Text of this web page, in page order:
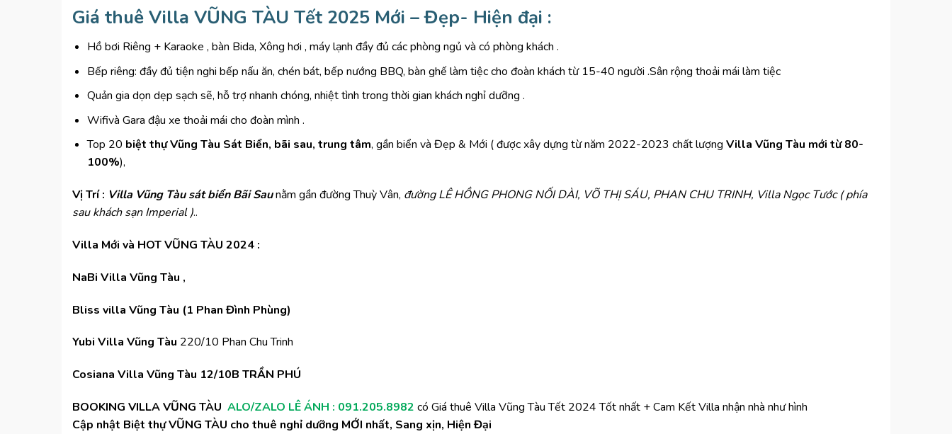
Giá thuê Villa VŨNG TÀU Tết 2025 Mới – Đẹp- Hiện đại :
Hồ bơi Riêng + Karaoke , bàn Bida, Xông hơi , máy lạnh đầy đủ các phòng ngủ và có phòng khách .
Bếp riêng: đầy đủ tiện nghi bếp nấu ăn, chén bát, bếp nướng BBQ, bàn ghế làm tiệc cho đoàn khách từ 15-40 người .Sân rộng thoải mái làm tiệc
Quản gia dọn dẹp sạch sẽ, hỗ trợ nhanh chóng, nhiệt tình trong thời gian khách nghỉ dưỡng .
Wifivà Gara đậu xe thoải mái cho đoàn mình .
Top 20 biệt thự Vũng Tàu Sát Biển, bãi sau, trung tâm, gần biển và Đẹp & Mới ( được xây dựng từ năm 2022-2023 chất lượng Villa Vũng Tàu mới từ 80-
100%),
Vị Trí: Villa Vũng Tàu sát biển Bãi Saunằm gần đường Thuỳ Vân, đường LÊ HỒNG PHONG NỐI DÀI, VÕ THỊ SÁU, PHAN CHU TRINH, Villa Ngọc Tước ( phía
sau khách sạn Imperial )..
Villa Mới và HOT VŨNG TÀU 2024 :
NaBi Villa Vũng Tàu ,
Bliss villa Vũng Tàu (1 Phan Đình Phùng)
Yubi Villa Vũng Tàu 220/10 Phan Chu Trinh
Cosiana Villa Vũng Tàu 12/10B TRẦN PHÚ
BOOKING VILLA VŨNG TÀU ALO/ZALO LÊ ÁNH : 091.205.8982 có Giá thuê Villa Vũng Tàu Tết 2024 Tốt nhất + Cam Kết Villa nhận nhà như hình
Cập nhật Biệt thự VŨNG TÀU cho thuê nghỉ dưỡng MỚI nhất, Sang xịn, Hiện Đại